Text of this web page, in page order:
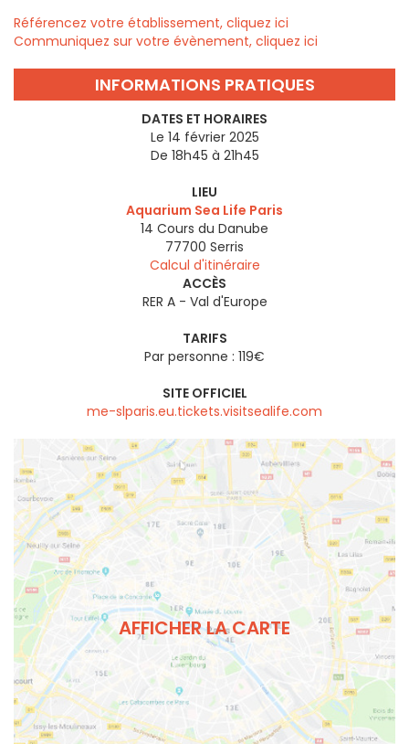
Référencez votre établissement, cliquez ici
Communiquez sur votre évènement, cliquez ici
INFORMATIONS PRATIQUES
DATES ET HORAIRES
Le 14 février 2025
De 18h45 à 21h45
LIEU
Aquarium Sea Life Paris
14 Cours du Danube
77700 Serris
Calcul d'itinéraire
ACCÈS
RER A - Val d'Europe
TARIFS
Par personne : 119€
SITE OFFICIEL
me-slparis.eu.tickets.visitsealife.com
AFFICHER LA CARTE